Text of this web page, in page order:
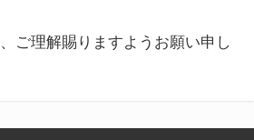
ご理解賜りますようお願い申し